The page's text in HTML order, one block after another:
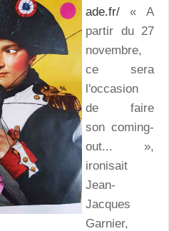
ade.fr/ « A
partir du 27
novembre,
ce sera
l'occasion
de faire
son coming-
out... »,
ironisait
Jean-
Jacques
Garnier,